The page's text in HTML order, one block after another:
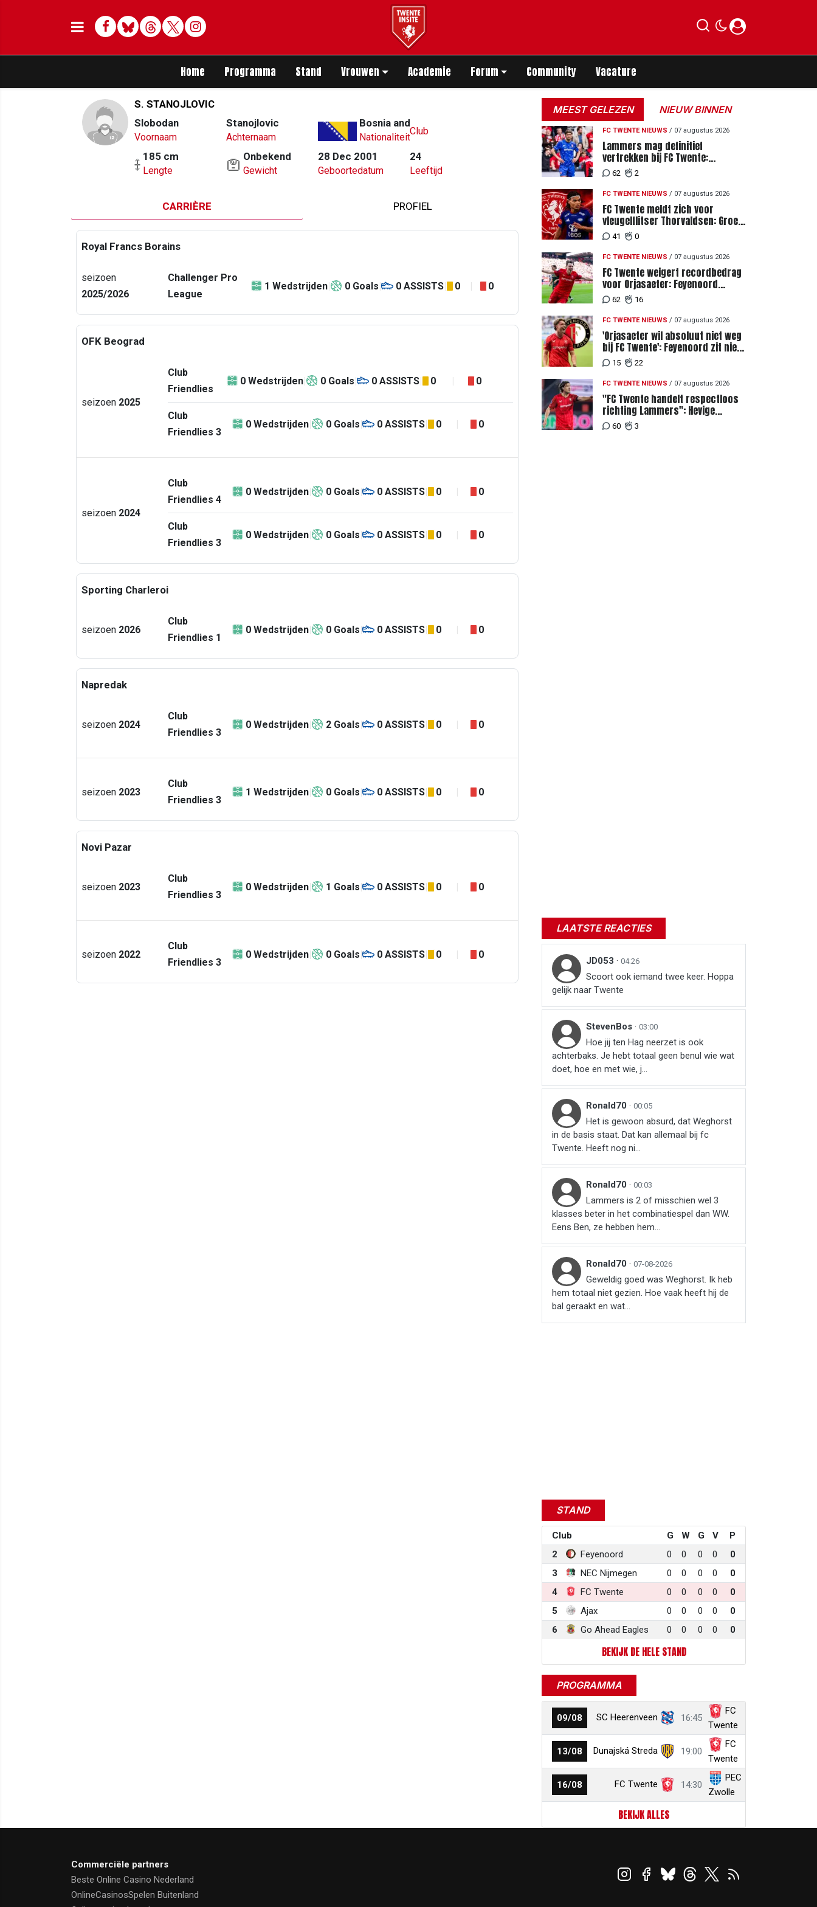
Facebook
BlueskyThreadsTwitterDelen op Whatsapp
Home Programma Stand Vrouwen Academie Forum Community Vacature
S. STANOJLOVIC
Slobodan
Voornaam
Stanojlovic
Achternaam
Bosnia and Herzegovina
Nationaliteit
Club
185 cm
Lengte
Onbekend
Gewicht
28 Dec 2001
Geboortedatum
24
Leeftijd
CARRIÈRE PROFIEL
Royal Francs Borains
seizoen
2025/2026
Challenger Pro
League
1 Wedstrijden 0 Goals 0 ASSISTS 0 0
OFK Beograd
seizoen 2025
Club
Friendlies
0 Wedstrijden 0 Goals 0 ASSISTS 0 0
Club
Friendlies 3
0 Wedstrijden 0 Goals 0 ASSISTS 0 0
seizoen 2024
Club
Friendlies 4
0 Wedstrijden 0 Goals 0 ASSISTS 0 0
Club
Friendlies 3
0 Wedstrijden 0 Goals 0 ASSISTS 0 0
Sporting Charleroi
seizoen 2026
Club
Friendlies 1
0 Wedstrijden 0 Goals 0 ASSISTS 0 0
Napredak
seizoen 2024
Club
Friendlies 3
0 Wedstrijden 2 Goals 0 ASSISTS 0 0
seizoen 2023
Club
Friendlies 3
1 Wedstrijden 0 Goals 0 ASSISTS 0 0
Novi Pazar
seizoen 2023
Club
Friendlies 3
0 Wedstrijden 1 Goals 0 ASSISTS 0 0
seizoen 2022
Club
Friendlies 3
0 Wedstrijden 0 Goals 0 ASSISTS 0 0
MEEST GELEZEN NIEUW BINNEN
FC TWENTE NIEUWS / 07 augustus 2026
Lammers mag definitief
vertrekken bij FC Twente:
zaakwaarnemer krijgt deadline
vanwege komst vervanger
62 2
FC TWENTE NIEUWS / 07 augustus 2026
FC Twente meldt zich voor
vleugelflitser Thorvaldsen: Groen
licht voor miljoenenbod
41 0
FC TWENTE NIEUWS / 07 augustus 2026
FC Twente weigert recordbedrag
voor Orjasaeter: Feyenoord
genoemd na megabod
62 16
FC TWENTE NIEUWS / 07 augustus 2026
'Orjasaeter wil absoluut niet weg
bij FC Twente': Feyenoord zit niet
achter recordbod
15 22
FC TWENTE NIEUWS / 07 augustus 2026
"FC Twente handelt respectloos
richting Lammers": Hevige
discussie rondom degradatie tot
derde spits
60 3
LAATSTE REACTIES
JD053 · 04:26
Scoort ook iemand twee keer. Hoppa
gelijk naar Twente
StevenBos · 03:00
Hoe jij ten Hag neerzet is ook
achterbaks. Je hebt totaal geen benul wie wat
doet, hoe en met wie, j...
Ronald70 · 00:05
Het is gewoon absurd, dat Weghorst
in de basis staat. Dat kan allemaal bij fc
Twente. Heeft nog ni...
Ronald70 · 00:03
Lammers is 2 of misschien wel 3
klasses beter in het combinatiespel dan WW.
Eens Ben, ze hebben hem...
Ronald70 · 07-08-2026
Geweldig goed was Weghorst. Ik heb
hem totaal niet gezien. Hoe vaak heeft hij de
bal geraakt en wat...
STAND
Club G W G V
P
2
Feyenoord 0 0 0 0
0
3
NEC Nijmegen 0 0 0 0
0
4
FC Twente 0 0 0 0
0
5
Ajax 0 0 0 0
0
6
Go Ahead Eagles 0 0 0 0 0
BEKIJK DE HELE STAND
PROGRAMMA
09/08 SC Heerenveen 16:45
FC
Twente
13/08 Dunajská Streda 19:00
FC
Twente
16/08 FC Twente 14:30
PEC
Zwolle
BEKIJK ALLES
Commerciële partners
Beste Online Casino Nederland
OnlineCasinosSpelen Buitenland